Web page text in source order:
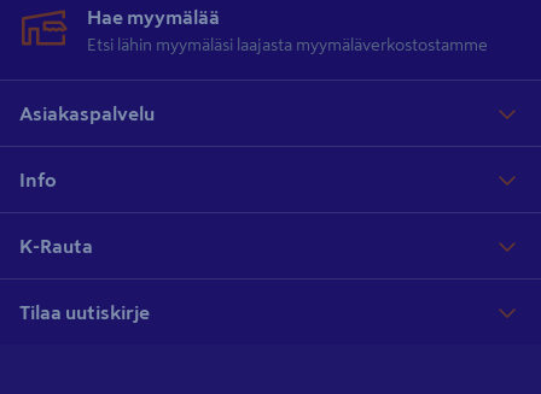
Hae myymälää
Etsi lähin myymäläsi laajasta myymäläverkostostamme
Asiakaspalvelu
Info
K-Rauta
Tilaa uutiskirje